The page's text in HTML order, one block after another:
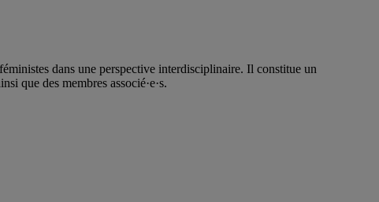
dans une perspective interdisciplinaire. Il constitue un
que des membres associé·e·s.